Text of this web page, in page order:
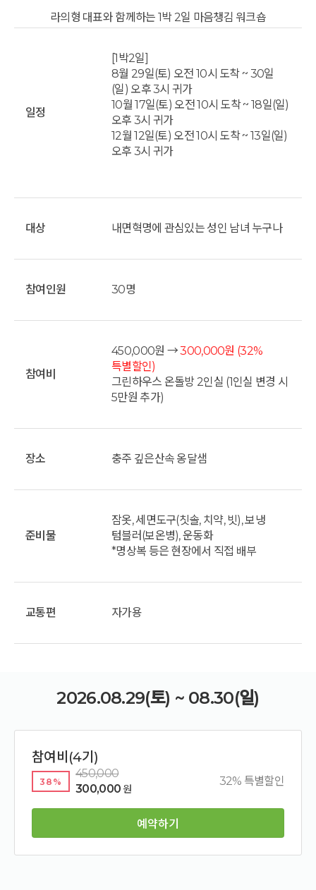
라의형 대표와 함께하는 1박 2일 마음챙김 워크숍
일정
[1박2일]
8월 29일(토) 오전 10시 도착 ~ 30일
(일) 오후 3시 귀가
10월 17일(토) 오전 10시 도착 ~ 18일(일)
오후 3시 귀가
12월 12일(토) 오전 10시 도착 ~ 13일(일)
오후 3시 귀가
대상 내면혁명에 관심있는 성인 남녀 누구나
참여인원 30명
참여비
450,000원 →300,000원 (32%
특별할인)
그린하우스 온돌방 2인실 (1인실 변경 시
5만원 추가)
장소 충주 깊은산속 옹달샘
준비물
잠옷, 세면도구(칫솔, 치약, 빗), 보냉
텀블러(보온병), 운동화
*명상복 등은 현장에서 직접 배부
교통편 자가용
2026.08.29(토) ~ 08.30(일)
참여비(4기)
38%
450,000
300,000 원
32% 특별할인
예약하기